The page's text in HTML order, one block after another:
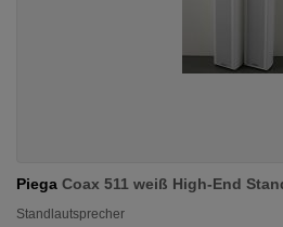
Piega Coax 511 weiß High-End
Standlautsprecher